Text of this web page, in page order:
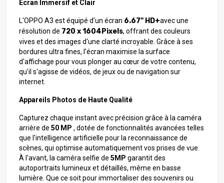
Écran Immersif et Clair
L'OPPO A3 est équipé d'un écran 6.67" HD+avec une
résolution de 720 x 1604Pixels, offrant des couleurs
vives et des images d'une clarté incroyable. Grâce à ses
bordures ultra fines, l'écran maximise la surface
d'affichage pour vous plonger au cœur de votre contenu,
qu'il s'agisse de vidéos, de jeux ou de navigation sur
internet.
Appareils Photos de Haute Qualité
Capturez chaque instant avec précision grâce à la caméra
arrière de 50 MP , dotée de fonctionnalités avancées telles
que l'intelligence artificielle pour la reconnaissance de
scènes, qui optimise automatiquement vos prises de vue.
À l'avant, la caméra selfie de 5 MP garantit des
autoportraits lumineux et détaillés, même en basse
lumière. Que ce soit pour immortaliser des souvenirs ou